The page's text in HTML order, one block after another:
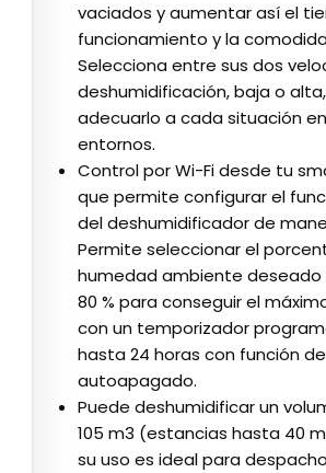
vaciados y aumentar así el
funcionamiento y la
Selecciona entre sus dos
deshumidificación, baja o
adecuarlo a cada situación
entornos.
Control por Wi-Fi desde tu
que permite configurar el
del deshumidificador de
Permite seleccionar el
humedad ambiente deseado
80 % para conseguir el
con un temporizador
hasta 24 horas con función de
autoapagado.
Puede deshumidificar un
105 m3 (estancias hasta 40
su uso es ideal para